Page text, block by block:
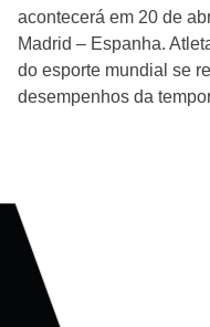
acontecerá em 20 de
Madrid – Espanha.
do esporte mundial se
desempenhos da